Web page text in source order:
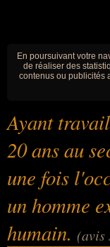
En poursuivant votre
de réaliser des
contenus ou publicités
Ayant
20 ans au
une fois
un homme
humain. (avis